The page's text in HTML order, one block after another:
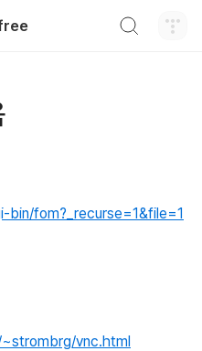
fom?_recurse=1&file=1
vnc.html